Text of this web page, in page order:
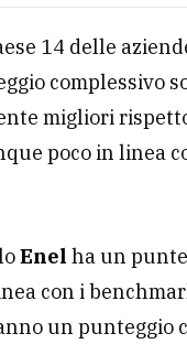
14 delle
complessivo
migliori
poco in linea
Enel ha un
con i
un punteggio